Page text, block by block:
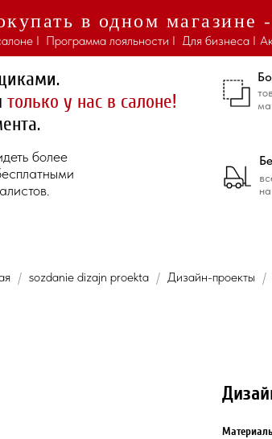
в одном магазине
Для бизнеса I
Программа лояльности I
I
только у нас в салоне!
более
sozdanie dizajn proekta Дизайн-проекты